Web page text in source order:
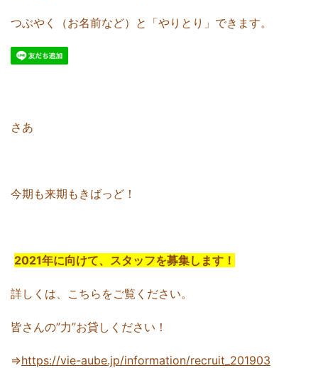
つぶやく（お名前など）と「やりとり」できます。
さあ
今期も来期もきばっど！
2021年に向けて、スタッフを募集します！
詳しくは、こちらをご覧ください。
皆さんの”力”お貸しください！
⇒https://vie-aube.jp/information/recruit_201903